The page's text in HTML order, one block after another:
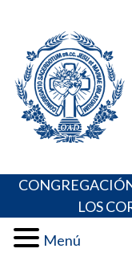
content
Portal de los Padres
Oraciones, Música
LOS
Menú